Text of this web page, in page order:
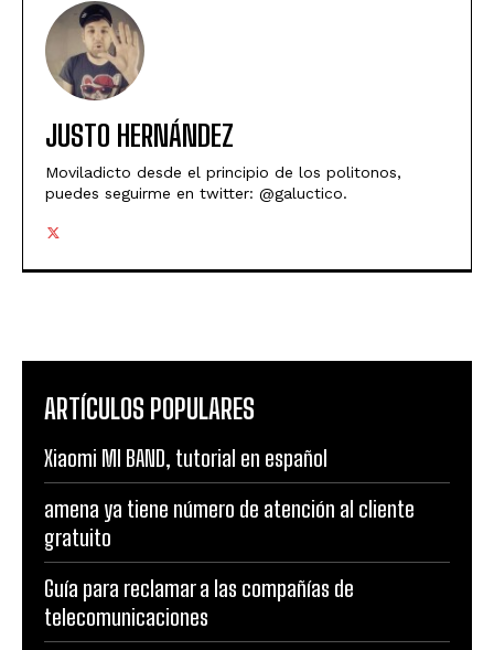
JUSTO HERNÁNDEZ
Moviladicto desde el principio de los politonos,
puedes seguirme en twitter: @galuctico.
ARTÍCULOS POPULARES
Xiaomi MI BAND, tutorial en español
amena ya tiene número de atención al cliente
gratuito
Guía para reclamar a las compañías de
telecomunicaciones